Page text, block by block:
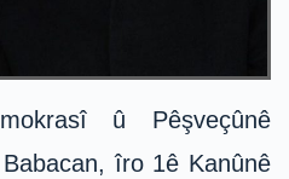
û Pêşveçûnê
îro 1ê Kanûnê